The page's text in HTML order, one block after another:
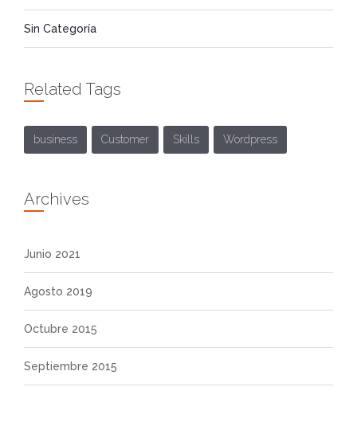
Sin Categoría
Related Tags
business Customer Skills Wordpress
Archives
Junio 2021
Agosto 2019
Octubre 2015
Septiembre 2015